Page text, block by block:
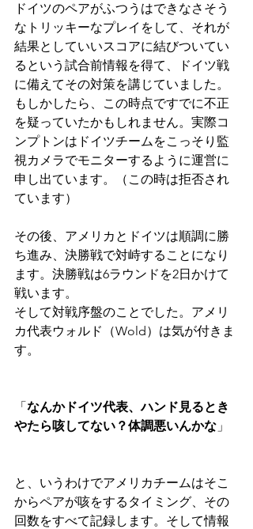
ドイツのペアがふつうはできなさそう
なトリッキーなプレイをして、それが
結果としていいスコアに結びついてい
るという試合前情報を得て、ドイツ戦
に備えてその対策を講じていました。
もしかしたら、この時点ですでに不正
を疑っていたかもしれません。実際コ
ンプトンはドイツチームをこっそり監
視カメラでモニターするように運営に
申し出ています。（この時は拒否され
ています）
その後、アメリカとドイツは順調に勝
ち進み、決勝戦で対峙することになり
ます。決勝戦は6ラウンドを2日かけて
戦います。
そして対戦序盤のことでした。アメリ
カ代表ウォルド（Wold）は気が付きま
す。
「 なんかドイツ代表、ハンド見るとき
やたら咳してない？体調悪いんかな 」
と、いうわけでアメリカチームはそこ
からペアが咳をするタイミング、その
回数をすべて記録します。そして情報